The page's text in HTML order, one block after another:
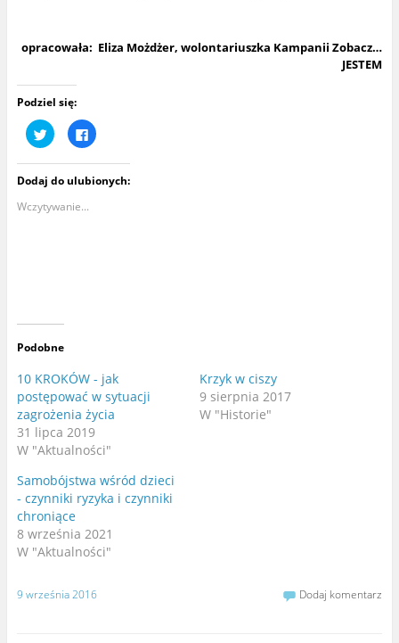
opracowała: Eliza Możdżer, wolontariuszka Kampanii Zobacz…
JESTEM
Podziel się:
U
d
s
ę
n
i
r
e
(
t
w
i
e
r
a
s
i
w
n
o
w
y
o
k
n
)
K
l
k
n
i
F
c
e
b
o
o
k
O
t
w
e
r
a
s
w
n
Dodaj do ulubionych:
Wczytywanie...
Podobne
10 KROKÓW - jak
postępować w sytuacji
zagrożenia życia
31 lipca 2019
W "Aktualności"
Krzyk w ciszy
9 sierpnia 2017
W "Historie"
Samobójstwa wśród dzieci
- czynniki ryzyka i czynniki
chroniące
8 września 2021
W "Aktualności"
9 września 2016 Dodaj komentarz